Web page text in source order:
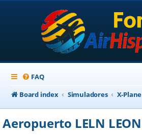
FAQ
Board index
Simuladores X-Plane
Aeropuerto LELN LEON